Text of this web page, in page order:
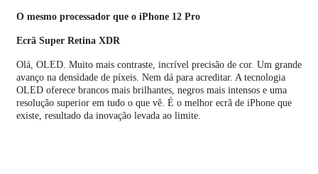
O mesmo processador que o iPhone 12 Pro
Ecrã Super Retina XDR
Olá, OLED. Muito mais contraste, incrível precisão de cor. Um grande
avanço na densidade de píxeis. Nem dá para acreditar. A tecnologia
OLED oferece brancos mais brilhantes, negros mais intensos e uma
resolução superior em tudo o que vê. É o melhor ecrã de iPhone que
existe, resultado da inovação levada ao limite.